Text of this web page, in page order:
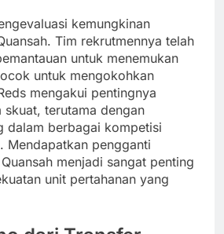
kemungkinan
Tim rekrutmennya telah
untuk menemukan
untuk mengokohkan
mengakui pentingnya
skuat, terutama dengan
dalam berbagai kompetisi
Mendapatkan pengganti
menjadi sangat penting
unit pertahanan yang